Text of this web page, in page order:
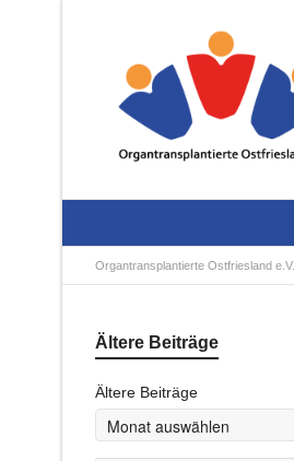
Organtransplantierte Ostfriesland e.V.
Ältere Beiträge
Ältere Beiträge